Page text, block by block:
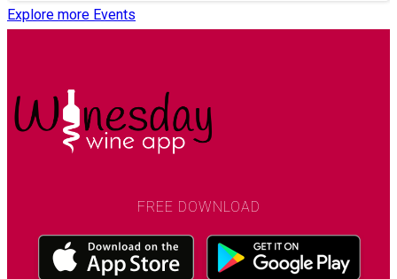
Explore more Events
FREE DOWNLOAD